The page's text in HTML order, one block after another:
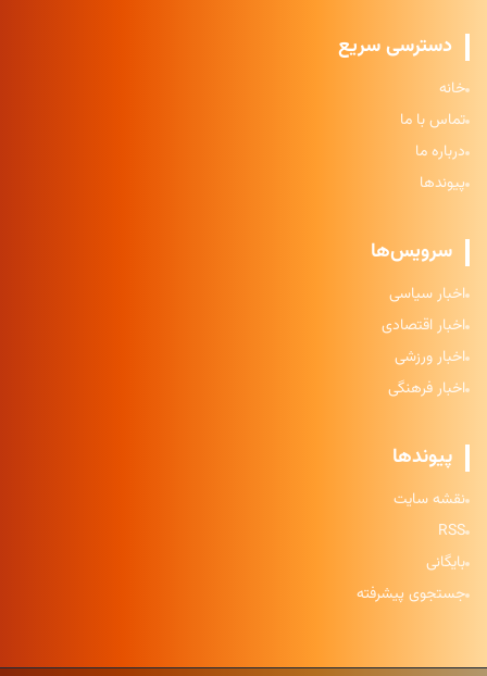
دسترسی سریع
خانه
تماس با ما
درباره ما
پیوندها
سرویس‌ها
اخبار سیاسی
اخبار اقتصادی
اخبار ورزشی
اخبار فرهنگی
پیوندها
نقشه سایت
RSS
بایگانی
جستجوی پیشرفته